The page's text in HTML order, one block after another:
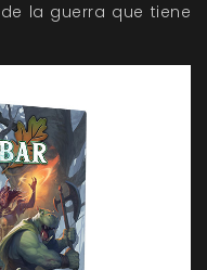
la guerra que tiene